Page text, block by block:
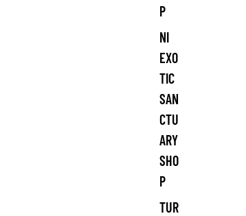
P
NI
EXO
TIC
SAN
CTU
ARY
SHO
P
TUR